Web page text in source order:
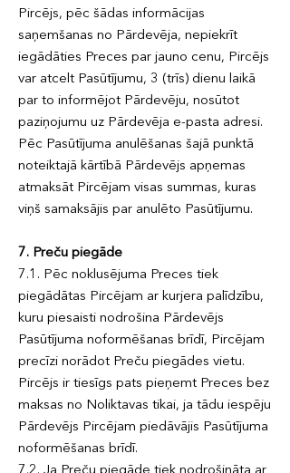
Pircējs, pēc šādas informācijas
saņemšanas no Pārdevēja, nepiekrīt
iegādāties Preces par jauno cenu, Pircējs
var atcelt Pasūtījumu, 3 (trīs) dienu laikā
par to informējot Pārdevēju, nosūtot
paziņojumu uz Pārdevēja e-pasta adresi.
Pēc Pasūtījuma anulēšanas šajā punktā
noteiktajā kārtībā Pārdevējs apņemas
atmaksāt Pircējam visas summas, kuras
viņš samaksājis par anulēto Pasūtījumu.
7. Preču piegāde
7.1. Pēc noklusējuma Preces tiek
piegādātas Pircējam ar kurjera palīdzību,
kuru piesaisti nodrošina Pārdevējs
Pasūtījuma noformēšanas brīdī, Pircējam
precīzi norādot Preču piegādes vietu.
Pircējs ir tiesīgs pats pieņemt Preces bez
maksas no Noliktavas tikai, ja tādu iespēju
Pārdevējs Pircējam piedāvājis Pasūtījuma
noformēšanas brīdī.
7.2. Ja Preču piegāde tiek nodrošināta ar